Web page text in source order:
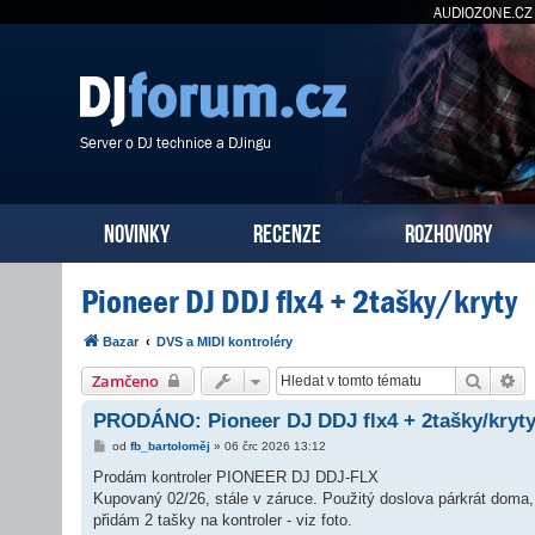
AUDIOZONE.CZ
Server o DJ technice a DJingu
NOVINKY RECENZE ROZHOVORY
Pioneer DJ DDJ flx4 + 2tašky/kryty
Bazar DVS a MIDI kontroléry
Zamčeno Hledat
PRODÁNO: Pioneer DJ DDJ flx4 + 2tašky/kryty
P
í
p
ě
od fb_bartoloměj » 06 črc 2026 13:12
Prodám kontroler PIONEER DJ DDJ-FLX
Kupovaný 02/26, stále v záruce. Použitý doslova párkrát
přidám 2 tašky na kontroler - viz foto.